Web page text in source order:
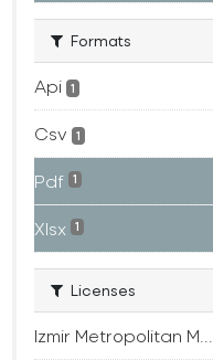
Formats
Api 1
Csv 1
Pdf 1
Xlsx 1
Licenses
Izmir Metropolitan M...